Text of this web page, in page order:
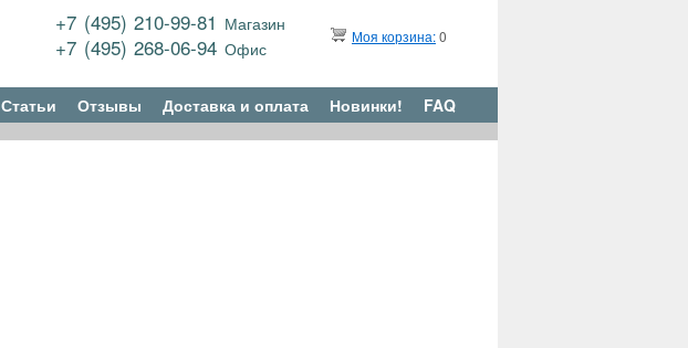
+7 (495) 210-99-81 Магазин
+7 (495) 268-06-94Офис
Моя корзина:0
Статьи Отзывы Доставка и оплата Новинки! FAQ